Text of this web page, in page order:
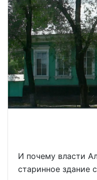
И почему власти
старинное здание